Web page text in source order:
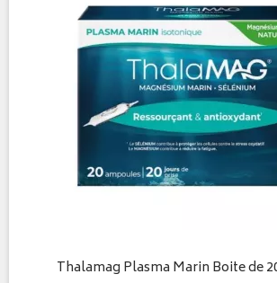
Thalamag Plasma Marin Boite de